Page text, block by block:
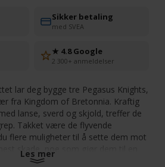
Sikker betaling
med SVEA
★ 4.8 Google
2 300+ anmeldelser
lar deg bygge tre Pegasus Knights,
fra Kingdom of Bretonnia. Kraftig
lanse, sverd og skjold, treffer de
Takket være de flyvende
flere muligheter til å sette dem mot
skade, noe som gjør dem til en
Bretonnian-hær.
Les mer